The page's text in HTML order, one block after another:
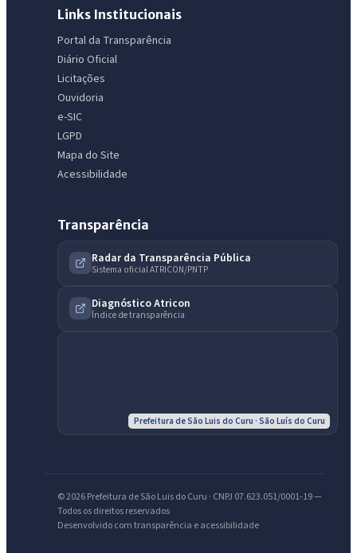
Links Institucionais
Portal da Transparência
Diário Oficial
Licitações
Ouvidoria
e-SIC
LGPD
Mapa do Site
Acessibilidade
Transparência
Radar da Transparência Pública
Sistema oficial ATRICON/PNTP
Diagnóstico Atricon
Índice de transparência
Prefeitura de São Luis do Curu · São Luís do Curu
© 2026 Prefeitura de São Luis do Curu · CNPJ 07.623.051/0001-19 —
Todos os direitos reservados
Desenvolvido com transparência e acessibilidade
IntGest AI
licitações, estrutura ou transparência do município.